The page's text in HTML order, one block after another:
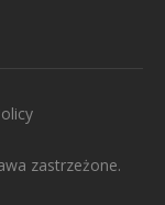
zastrzeżone.